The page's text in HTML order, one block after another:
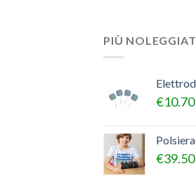
PIÙ
€10.70
€39.50